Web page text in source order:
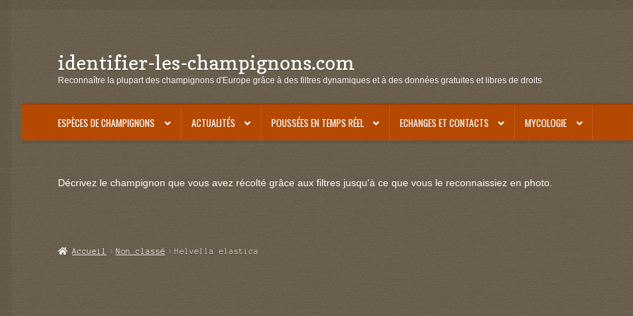
Aller
à
navigation
Aller
au
identifier-les-champignons.com
Reconnaître la plupart des champignons d'Europe grâce à des filtres dynamiques et à des données gratuites et libres de droits
ESPÈCES DE CHAMPIGNONS ACTUALITÉS POUSSÉES EN TEMPS RÉEL ECHANGES ET CONTACTS MYCOLOGIE
Décrivez le champignon que vous avez récolté grâce aux filtres jusqu'à ce que vous le reconnaissiez en photo.
Accueil Non classé Helvella elastica